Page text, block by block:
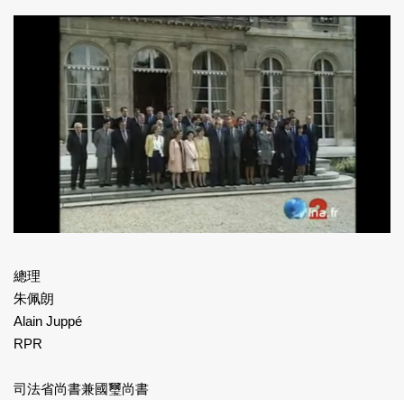
總理
朱佩朗
Alain Juppé
RPR
司法省尚書兼國璽尚書